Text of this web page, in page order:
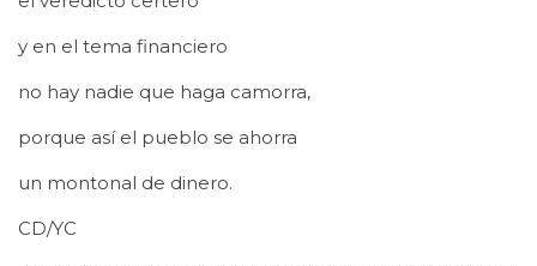
y en el tema financiero
no hay nadie que haga camorra,
porque así el pueblo se ahorra
un montonal de dinero.
CD/YC